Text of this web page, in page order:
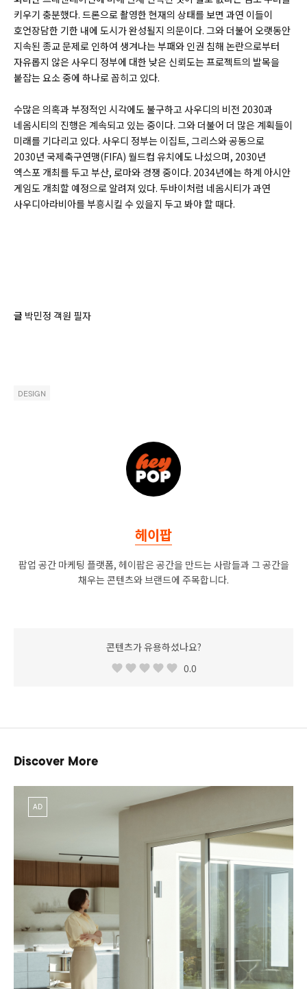
키우기 충분했다. 드론으로 촬영한 현재의 상태를 보면 과연 이들이
호언장담한 기한 내에 도시가 완성될지 의문이다. 그와 더불어 오랫동안
지속된 종교 문제로 인하여 생겨나는 부패와 인권 침해 논란으로부터
자유롭지 않은 사우디 정부에 대한 낮은 신뢰도는 프로젝트의 발목을
붙잡는 요소 중에 하나로 꼽히고 있다.
수많은 의혹과 부정적인 시각에도 불구하고 사우디의 비전 2030과
네옴시티의 진행은 계속되고 있는 중이다. 그와 더불어 더 많은 계획들이
미래를 기다리고 있다. 사우디 정부는 이집트, 그리스와 공동으로
2030년 국제축구연맹(FIFA) 월드컵 유치에도 나섰으며, 2030년
엑스포 개최를 두고 부산, 로마와 경쟁 중이다. 2034년에는 하계 아시안
게임도 개최할 예정으로 알려져 있다. 두바이처럼 네옴시티가 과연
사우디아라비아를 부흥시킬 수 있을지 두고 봐야 할 때다.
글 박민정 객원 필자
DESIGN
헤이팝
팝업 공간 마케팅 플랫폼, 헤이팝은 공간을 만드는 사람들과 그 공간을
채우는 콘텐츠와 브랜드에 주목합니다.
콘텐츠가 유용하셨나요?
0.0
Discover More
AD